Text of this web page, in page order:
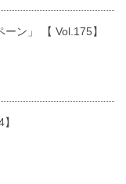
ーン」 【 Vol.175】